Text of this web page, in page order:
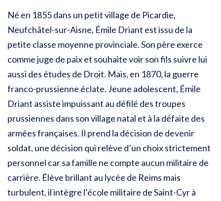
Né en 1855 dans un petit village de Picardie,
Neufchâtel-sur-Aisne, Émile Driant est issu de la
petite classe moyenne provinciale. Son père exerce
comme juge de paix et souhaite voir son fils suivre lui
aussi des études de Droit. Mais, en 1870, la guerre
franco-prussienne éclate. Jeune adolescent, Émile
Driant assiste impuissant au défilé des troupes
prussiennes dans son village natal et à la défaite des
armées françaises. Il prend la décision de devenir
soldat, une décision qui relève d’un choix strictement
personnel car sa famille ne compte aucun militaire de
carrière. Élève brillant au lycée de Reims mais
turbulent, il intègre l’école militaire de Saint-Cyr à